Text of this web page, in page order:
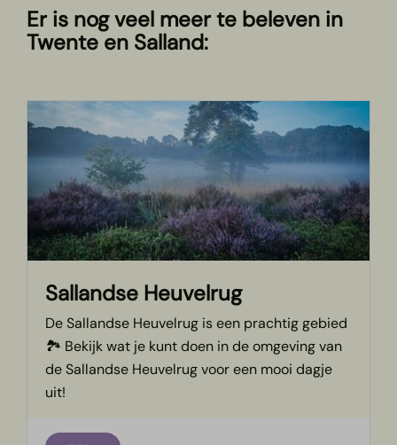
Er is nog veel meer te beleven in
Twente en Salland:
Sallandse Heuvelrug
De Sallandse Heuvelrug is een prachtig gebied
🏞️ Bekijk wat je kunt doen in de omgeving van
de Sallandse Heuvelrug voor een mooi dagje
uit!